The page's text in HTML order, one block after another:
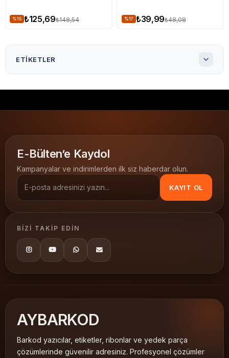
%15 ₺125,69₺148,54 %17 ₺39,99₺48,08
ETIKETLER
100x150 barkod etiketi
Kuşe Etiketler
E-Bülten’e Kaydol
Kampanyalar ve indirimlerden ilk siz haberdar olun.
KAYIT OL
BIZI TAKIP EDIN
AYBARKOD
Barkod yazıcılar, etiketler, ribonlar ve yedek parça
çözümlerinde güvenilir adresiniz. Profesyonel çözümler